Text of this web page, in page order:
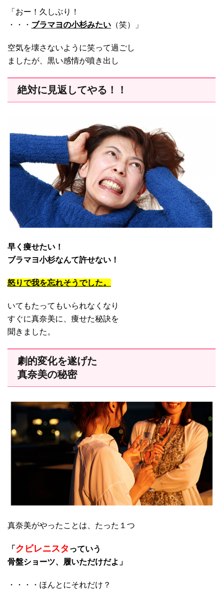
「おー！久しぶり！
・・・ ブラマヨの小杉みたい （笑）」
空気を壊さないように笑って過ごし
ましたが、黒い感情が噴き出し
絶対に見返してやる！！
早く痩せたい！
ブラマヨ小杉なんて許せない！
怒りで我を忘れそうでした。
いてもたってもいられなくなり
すぐに真奈美に、痩せた秘訣を
聞きました。
劇的変化を遂げた
真奈美の秘密
真奈美がやったことは、たった１つ
「 クビレニスタ っていう
骨盤ショーツ、履いただけだよ」
・・・・ほんとにそれだけ？